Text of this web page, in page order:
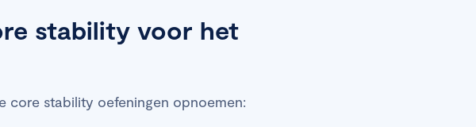
stability voor het
core stability oefeningen opnoemen: